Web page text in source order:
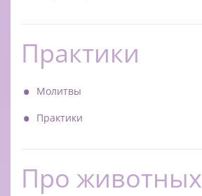
Практики
Молитвы
Практики
Про животных